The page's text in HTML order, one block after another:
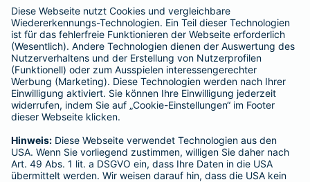
BELIEBTE SEITEN
Kranken-Zusatzversicherung
Tierversicherungen
Haftpflichtversicherung
Hausratversicherung
Adresse ändern
Schaden melden